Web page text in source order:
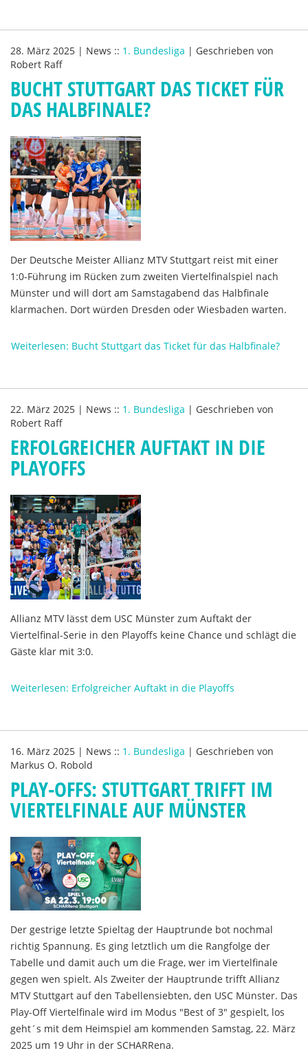
28. März 2025 | News :: 1. Bundesliga | Geschrieben von
Robert Raff
BUCHT STUTTGART DAS TICKET FÜR
DAS HALBFINALE?
Der Deutsche Meister Allianz MTV Stuttgart reist mit einer
1:0-Führung im Rücken zum zweiten Viertelfinalspiel nach
Münster und will dort am Samstagabend das Halbfinale
klarmachen. Dort würden Dresden oder Wiesbaden warten.
Weiterlesen: Bucht Stuttgart das Ticket für das Halbfinale?
22. März 2025 | News :: 1. Bundesliga | Geschrieben von
Robert Raff
ERFOLGREICHER AUFTAKT IN DIE
PLAYOFFS
Allianz MTV lässt dem USC Münster zum Auftakt der
Viertelfinal-Serie in den Playoffs keine Chance und schlägt die
Gäste klar mit 3:0.
Weiterlesen: Erfolgreicher Auftakt in die Playoffs
16. März 2025 | News :: 1. Bundesliga | Geschrieben von
Markus O. Robold
PLAY-OFFS: STUTTGART TRIFFT IM
VIERTELFINALE AUF MÜNSTER
Der gestrige letzte Spieltag der Hauptrunde bot nochmal
richtig Spannung. Es ging letztlich um die Rangfolge der
Tabelle und damit auch um die Frage, wer im Viertelfinale
gegen wen spielt. Als Zweiter der Hauptrunde trifft Allianz
MTV Stuttgart auf den Tabellensiebten, den USC Münster. Das
Play-Off Viertelfinale wird im Modus "Best of 3" gespielt, los
geht´s mit dem Heimspiel am kommenden Samstag, 22. März
2025 um 19 Uhr in der SCHARRena.